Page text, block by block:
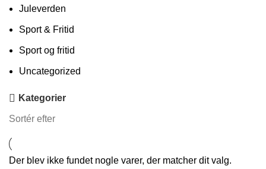
Juleverden
Sport & Fritid
Sport og fritid
Uncategorized
Kategorier
Sortér efter
Der blev ikke fundet nogle varer, der matcher dit valg.